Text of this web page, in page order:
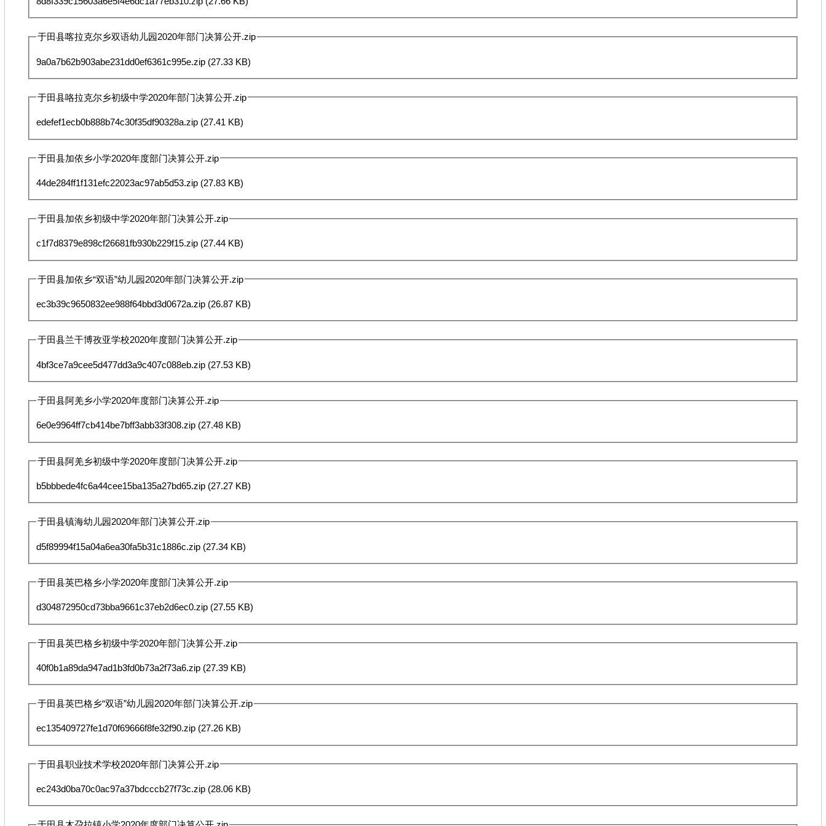
于田县喀拉克尔乡双语幼儿园2020年部门决算公开.zip
9a0a7b62b903abe231dd0ef6361c995e.zip (27.33 KB)
于田县咯拉克尔乡初级中学2020年部门决算公开.zip
edefef1ecb0b888b74c30f35df90328a.zip (27.41 KB)
于田县加依乡小学2020年度部门决算公开.zip
44de284ff1f131efc22023ac97ab5d53.zip (27.83 KB)
于田县加依乡初级中学2020年部门决算公开.zip
c1f7d8379e898cf26681fb930b229f15.zip (27.44 KB)
于田县加依乡“双语”幼儿园2020年部门决算公开.zip
ec3b39c9650832ee988f64bbd3d0672a.zip (26.87 KB)
于田县兰干博孜亚学校2020年度部门决算公开.zip
4bf3ce7a9cee5d477dd3a9c407c088eb.zip (27.53 KB)
于田县阿羌乡小学2020年度部门决算公开.zip
6e0e9964ff7cb414be7bff3abb33f308.zip (27.48 KB)
于田县阿羌乡初级中学2020年度部门决算公开.zip
b5bbbede4fc6a44cee15ba135a27bd65.zip (27.27 KB)
于田县镇海幼儿园2020年部门决算公开.zip
d5f89994f15a04a6ea30fa5b31c1886c.zip (27.34 KB)
于田县英巴格乡小学2020年度部门决算公开.zip
d304872950cd73bba9661c37eb2d6ec0.zip (27.55 KB)
于田县英巴格乡初级中学2020年部门决算公开.zip
40f0b1a89da947ad1b3fd0b73a2f73a6.zip (27.39 KB)
于田县英巴格乡“双语”幼儿园2020年部门决算公开.zip
ec135409727fe1d70f69666f8fe32f90.zip (27.26 KB)
于田县职业技术学校2020年部门决算公开.zip
ec243d0ba70c0ac97a37bdcccb27f73c.zip (28.06 KB)